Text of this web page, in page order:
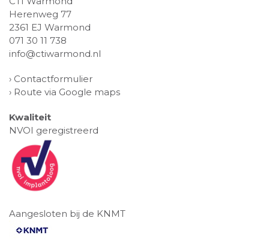
Herenweg 77
2361 EJ Warmond
071 30 11 738
info@ctiwarmond.nl
› Contactformulier
› Route via Google maps
Kwaliteit
NVOI geregistreerd
Aangesloten bij de KNMT